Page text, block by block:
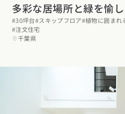
多彩な居場所と緑を愉
#30坪台#スキップフロア#植物に囲まれ
#注文住宅
千葉県